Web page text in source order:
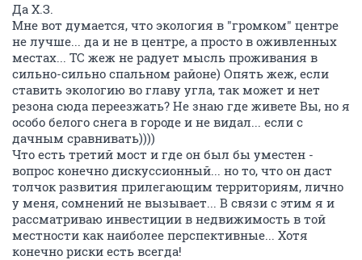
Да Х.З.
Мне вот думается, что экология в "громком" центре
не лучше... да и не в центре, а просто в оживленных
местах... ТС жеж не радует мысль проживания в
сильно-сильно спальном районе) Опять жеж, если
ставить экологию во главу угла, так может и нет
резона сюда переезжать? Не знаю где живете Вы, но я
особо белого снега в городе и не видал... если с
дачным сравнивать))))
Что есть третий мост и где он был бы уместен -
вопрос конечно дискуссионный... но то, что он даст
толчок развития прилегающим территориям, лично
у меня, сомнений не вызывает... В связи с этим я и
рассматриваю инвестиции в недвижимость в той
местности как наиболее перспективные... Хотя
конечно риски есть всегда!